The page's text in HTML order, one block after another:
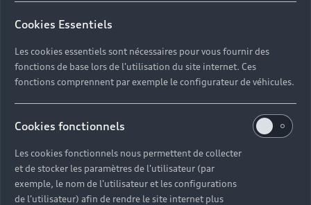
Découvrez les réponses à vos diverses questions
immédiatement disponibles avec Audi.
Découvrez toutes les catégories d’Audi d’occasion
Cookies Essentiels
Les cookies essentiels sont nécessaires pour vous fournir des
fonctions de base lors de l'utilisation du site internet. Ces
fonctions comprennent par exemple le configurateur de véhicules.
Cookies fonctionnels
Les cookies fonctionnels nous permettent de collecter
et de stocker les paramètres de l'utilisateur (par
exemple, le nom de l'utilisateur et les configurations
de l'utilisateur) afin de rendre le site internet plus